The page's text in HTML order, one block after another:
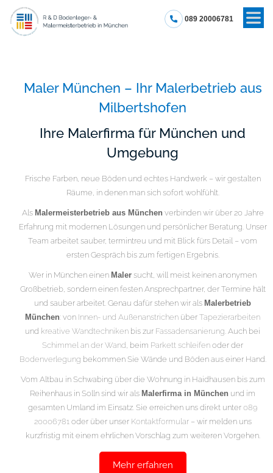
089 20006781
Maler München – Ihr Malerbetrieb aus
Milbertshofen
Ihre Malerfirma für München und
Umgebung
Frische Farben, neue Böden und echtes Handwerk – wir gestalten
Räume, in denen man sich sofort wohlfühlt.
Als Malermeisterbetrieb aus München verbinden wir über 20 Jahre
Erfahrung mit modernen Lösungen und persönlicher Beratung. Unser
Team arbeitet sauber, termintreu und mit Blick fürs Detail – vom
ersten Gespräch bis zum fertigen Ergebnis.
Wer in München einen Maler sucht, will meist keinen anonymen
Großbetrieb, sondern einen festen Ansprechpartner, der Termine hält
und sauber arbeitet. Genau dafür stehen wir als Malerbetrieb
München: von Innen- und Außenanstrichen über Tapezierarbeiten
und kreative Wandtechniken bis zur Fassadensanierung . Auch bei
Schimmel an der Wand , beim Parkett schleifen oder der
Bodenverlegung bekommen Sie Wände und Böden aus einer Hand.
Vom Altbau in Schwabing über die Wohnung in Haidhausen bis zum
Reihenhaus in Solln sind wir als Malerfirma in München und im
gesamten Umland im Einsatz. Sie erreichen uns direkt unter 089
20006781 oder über unser Kontaktformular– wir melden uns
kurzfristig mit einem ehrlichen Vorschlag zum weiteren Vorgehen.
Mehr erfahren